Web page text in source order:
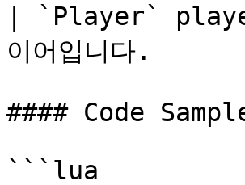
| `Player`
이어입니다.
#### Code
```lua